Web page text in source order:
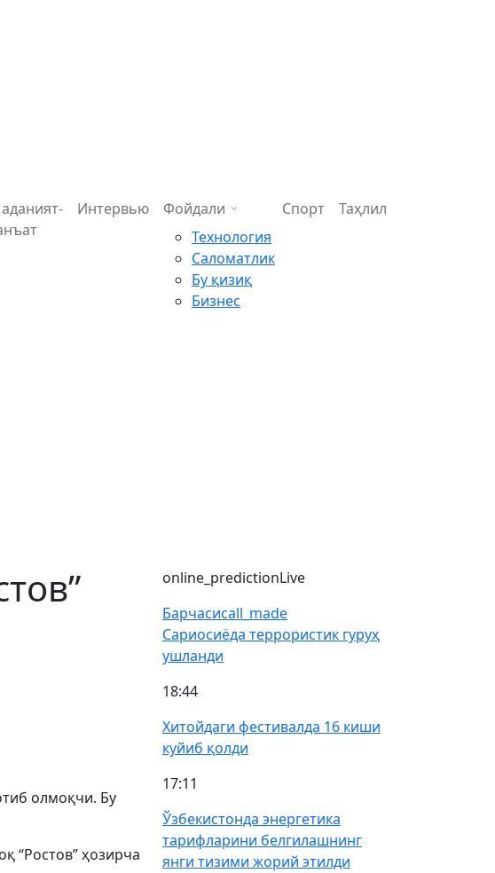
Интервью
Фойдали
Технология
Саломатлик
Бу қизиқ
Бизнес
Спорт Таҳлил
олмоқчи. Бу
“Ростов” ҳозирча
online_predictionLive
Барчасиcall_made
Сариосиёда террористик гуруҳ
ушланди
18:44
Хитойдаги фестивалда 16 киши
куйиб қолди
17:11
Ўзбекистонда энергетика
тарифларини белгилашнинг
янги тизими жорий этилди